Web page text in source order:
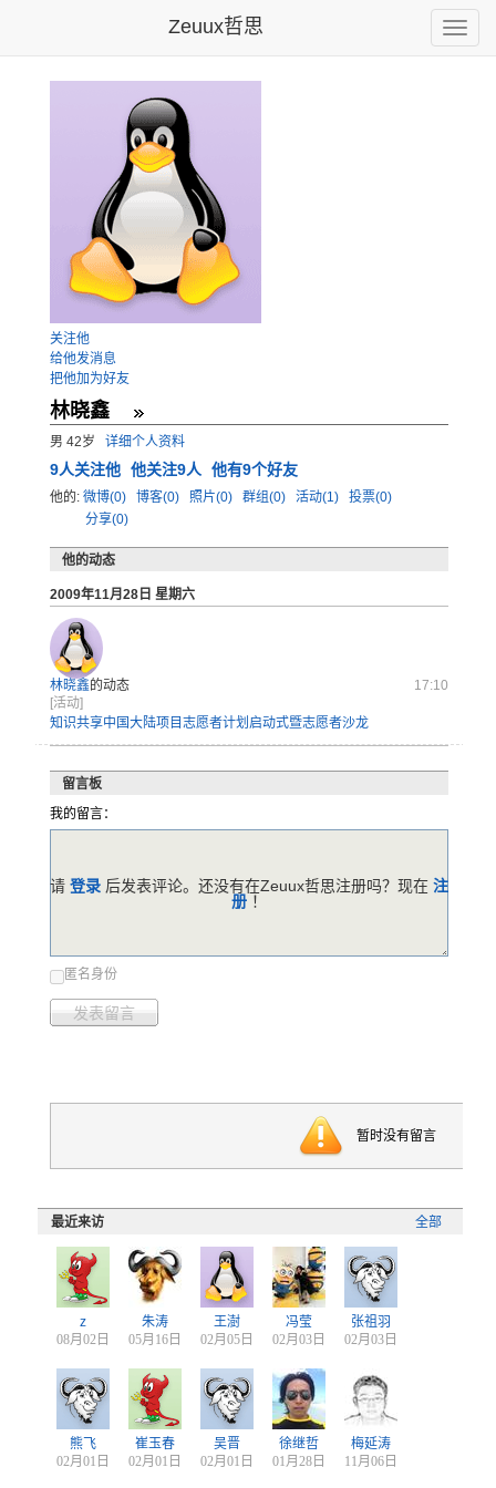
Toggle
Zeuux哲思
关注他
给他发消息
把他加为好友
林晓鑫
男 42岁 详细个人资料
9人关注他 他关注9人 他有9个好友
他的: 微博(0) 博客(0) 照片(0) 群组(0) 活动(1)
投票(0)
分享(0)
他的动态
2009年11月28日 星期六
林晓鑫的动态
17:10
[活动]
知识共享中国大陆项目志愿者计划启动式暨志愿者沙龙
留言板
我的留言：
匿名身份
发表留言
请 登录 后发表评论。还没有在Zeuux哲思注册吗？现在 注
册 ！
暂时没有留言
全部
最近来访
z
08月02日
朱涛
05月16日
王澍
02月05日
冯莹
02月03日
张祖羽
02月03日
熊飞
02月01日
崔玉春
02月01日
吴晋
02月01日
徐继哲
01月28日
梅延涛
11月06日